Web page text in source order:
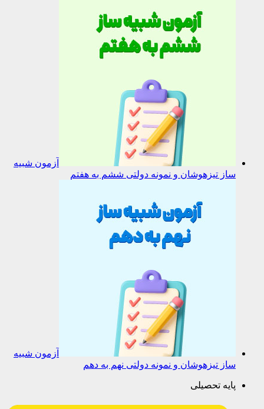
آزمون شبیه
ساز تیزهوشان و نمونه دولتی ششم به هفتم
آزمون شبیه
ساز تیزهوشان و نمونه دولتی نهم به دهم
پایه تحصیلی